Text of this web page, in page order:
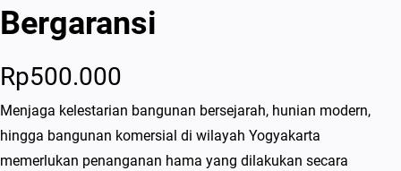
Bergaransi
Rp500.000
Menjaga kelestarian bangunan bersejarah, hunian modern,
hingga bangunan komersial di wilayah Yogyakarta
memerlukan penanganan hama yang dilakukan secara